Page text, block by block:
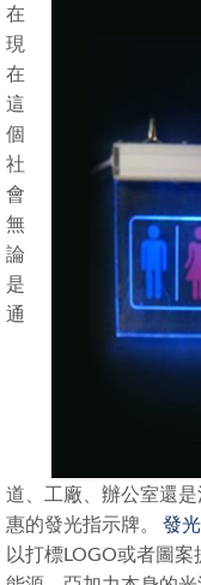
在
現
在
這
個
社
會
無
論
是
通
道、工廠、辦公室還
惠的發光指示牌。 發
以打標LOGO或者圖